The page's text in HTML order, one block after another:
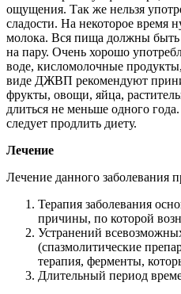
ощущения. Так же нельзя
сладости. На некоторое время
молока. Вся пища должны быть
на пару. Очень хорошо
воде, кисломолочные
виде ДЖВП рекомендуют
фрукты, овощи, яйца,
длиться не меньше одного
следует продлить диету.
Лечение
Лечение данного заболевания
Терапия заболевания
причины, по которой
Устранений
(спазмолитические
терапия, ферменты,
Длительный период